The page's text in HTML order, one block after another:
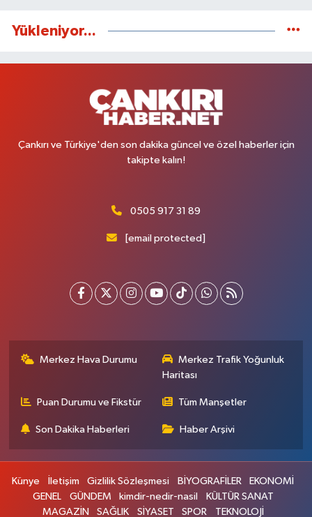
Yükleniyor...
Çankırı ve Türkiye'den son dakika güncel ve özel haberler için
takipte kalın!
0505 917 31 89
[email protected]
Merkez Hava Durumu
Merkez Trafik Yoğunluk
Haritası
Puan Durumu ve Fikstür Tüm Manşetler
Son Dakika Haberleri Haber Arşivi
Künye İletişim Gizlilik Sözleşmesi BİYOGRAFİLER
EKONOMİ
GENEL
GÜNDEM kimdir-nedir-nasil
KÜLTÜR SANAT
MAGAZİN
SAĞLIK SİYASET SPOR TEKNOLOJİ